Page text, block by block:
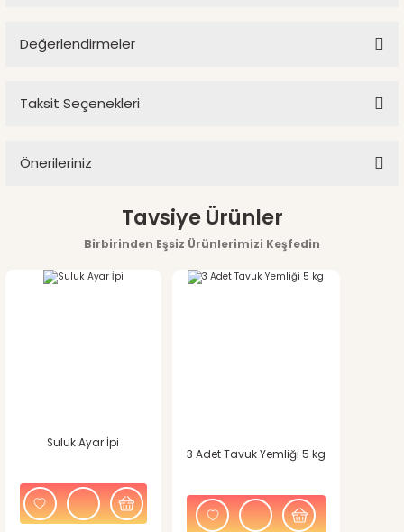
Değerlendirmeler
Taksit Seçenekleri
Önerileriniz
Bu ürünün fiyat bilgisi, resim, ürün açıklamalarında ve diğer
konularda yetersiz gördüğünüz noktaları öneri formunu
Ürün fiyatı diğer sitelerden daha pahalı.
Bu ürüne benzer farklı alternatifler olmalı.
Tavsiye Ürünler
Birbirinden Eşsiz Ürünlerimizi Keşfedin
Suluk Ayar İpi
3 Adet Tavuk Yemliği 5 kg